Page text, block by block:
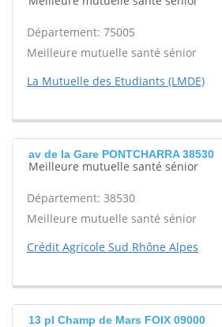
Département: 75005
Meilleure mutuelle santé sénior
La Mutuelle des Etudiants (LMDE)
av de la Gare PONTCHARRA 38530
Meilleure mutuelle santé sénior
Département: 38530
Meilleure mutuelle santé sénior
Crédit Agricole Sud Rhône Alpes
13 pl Champ de Mars FOIX 09000